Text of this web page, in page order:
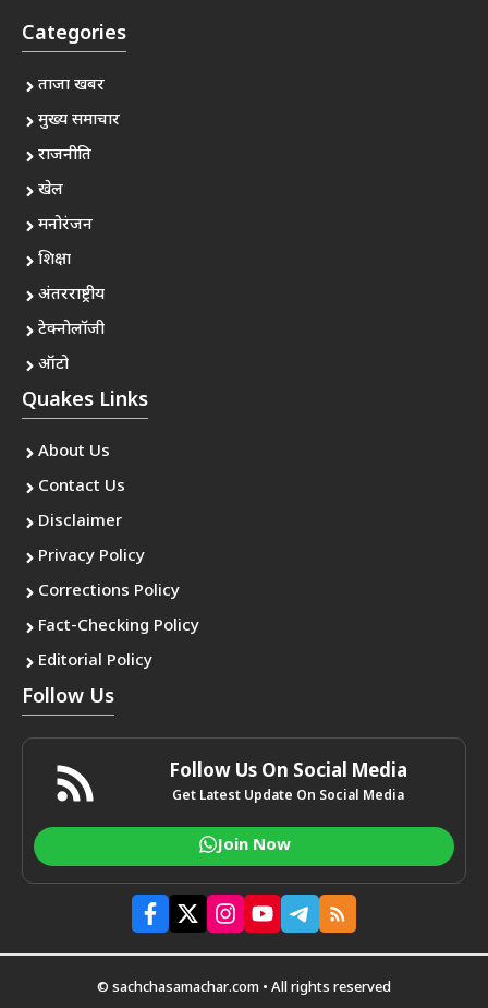
Categories
ताजा खबर
मुख्य समाचार
राजनीति
खेल
मनोरंजन
शिक्षा
अंतरराष्ट्रीय
टेक्नोलॉजी
ऑटो
Quakes Links
About Us
Contact Us
Disclaimer
Privacy Policy
Corrections Policy
Fact-Checking Policy
Editorial Policy
Follow Us
Follow Us On Social Media
Get Latest Update On Social Media
Join Now
© sachchasamachar.com • All rights reserved